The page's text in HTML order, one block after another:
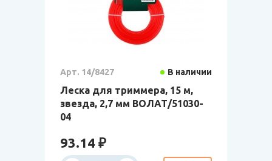
Арт. 14/8427 В наличии
Леска для триммера, 15 м,
звезда, 2,7 мм ВОЛАТ/51030-
04
93.14 ₽